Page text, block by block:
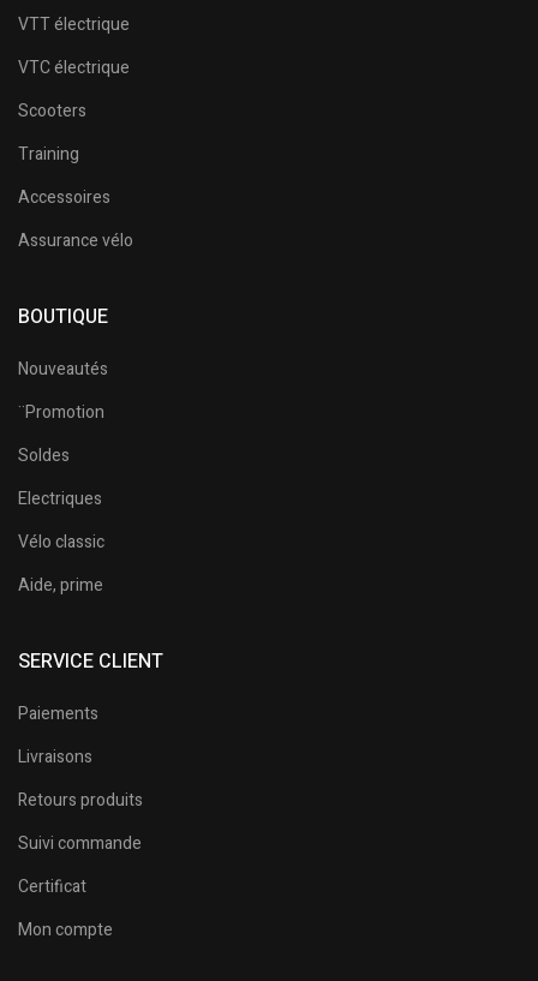
VTT électrique
VTC électrique
Scooters
Training
Accessoires
Assurance vélo
BOUTIQUE
Nouveautés
¨Promotion
Soldes
Electriques
Vélo classic
Aide, prime
SERVICE CLIENT
Paiements
Livraisons
Retours produits
Suivi commande
Certificat
Mon compte